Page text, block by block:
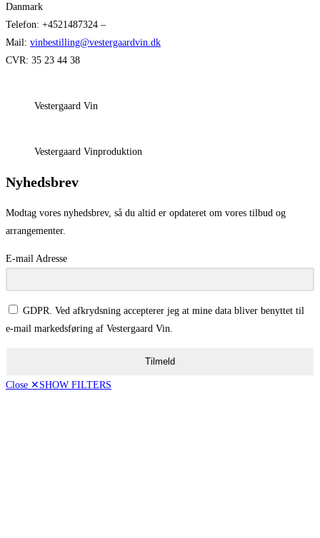
Danmark
Telefon: +4521487324 –
Mail: vinbestilling@vestergaardvin.dk
CVR: 35 23 44 38
Vestergaard Vin
Vestergaard Vinproduktion
Nyhedsbrev
Modtag vores nyhedsbrev, så du altid er opdateret om vores tilbud og
arrangementer.
E-mail Adresse
GDPR. Ved afkrydsning accepterer jeg at mine data bliver benyttet til
e-mail markedsføring af Vestergaard Vin.
Tilmeld
Close ✕ SHOW FILTERS